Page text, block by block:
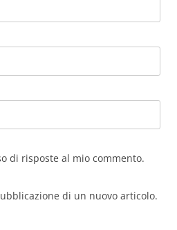
di risposte al mio commento.
di un nuovo articolo.